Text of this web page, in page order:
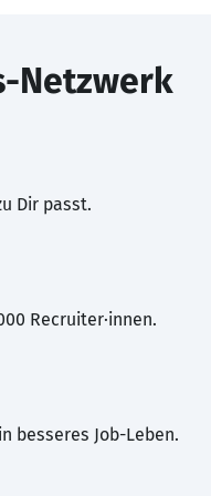
Netzwerk
Dir passt.
Recruiter·innen.
besseres Job-Leben.